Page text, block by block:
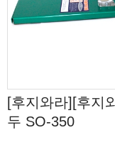
[후지와라][후지
두 SO-350